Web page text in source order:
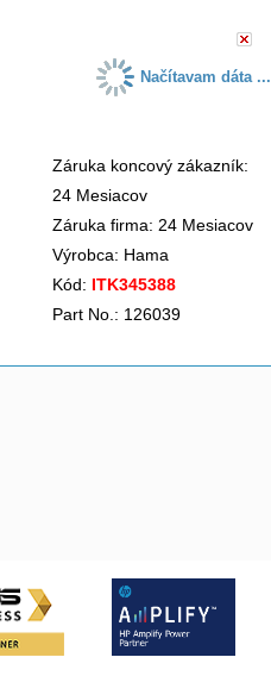
Načítavam dáta ...
Záruka koncový zákazník:
24 Mesiacov
Záruka firma: 24 Mesiacov
Výrobca: Hama
Kód: ITK345388
Part No.: 126039